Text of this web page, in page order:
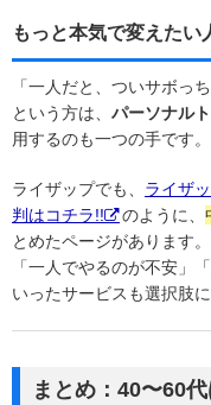
もっと本気で変えたい
「一人だと、ついサボっ
という方は、 パーソナル
用するのも一つの手です。
ライザップでも、 ライザ
判はコチラ!!
のように、
とめたページがあります。
「一人でやるのが不安」
いったサービスも選択肢
まとめ：40〜60